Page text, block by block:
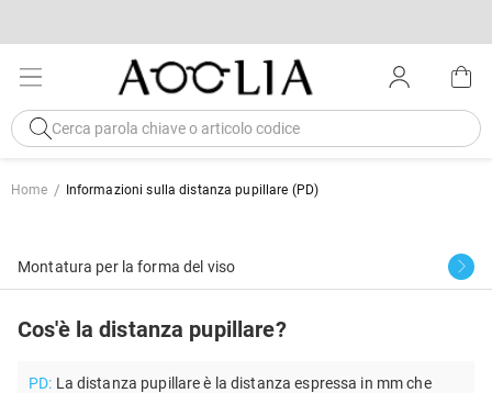
Home Informazioni sulla distanza pupillare (PD)
Montatura per la forma del viso
Cos'è la distanza pupillare?
PD: La distanza pupillare è la distanza espressa in mm che